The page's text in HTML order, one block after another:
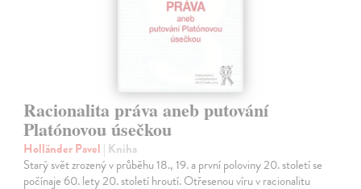
Racionalita práva aneb putování
Platónovou úsečkou
Holländer Pavel | Kniha
Starý svět zrozený v průběhu 18., 19. a první poloviny 20. století se
počínaje 60. lety 20. století hroutí. Otřesenou víru v racionalitu